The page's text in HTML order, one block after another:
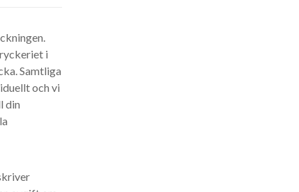
i
Samtliga
och vi
din